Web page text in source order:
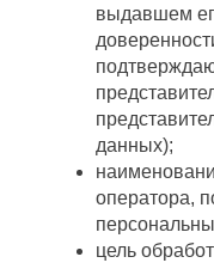
выдавшем
данных);
оператора,
цель